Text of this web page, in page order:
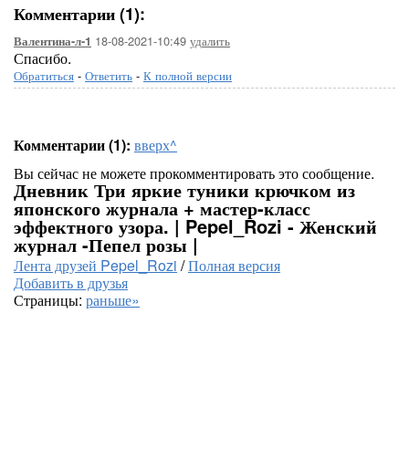
Комментарии (1):
Валентина-л-1 18-08-2021-10:49 удалить
Спасибо.
Обратиться - Ответить - К полной версии
Комментарии (1): вверх^
Вы сейчас не можете прокомментировать это сообщение.
Дневник Три яркие туники крючком из
японского журнала + мастер-класс
эффектного узора. | Pepel_Rozi - Женский
журнал -Пепел розы |
Лента друзей Pepel_Rozi /Полная версия
Добавить в друзья
Страницы: раньше»